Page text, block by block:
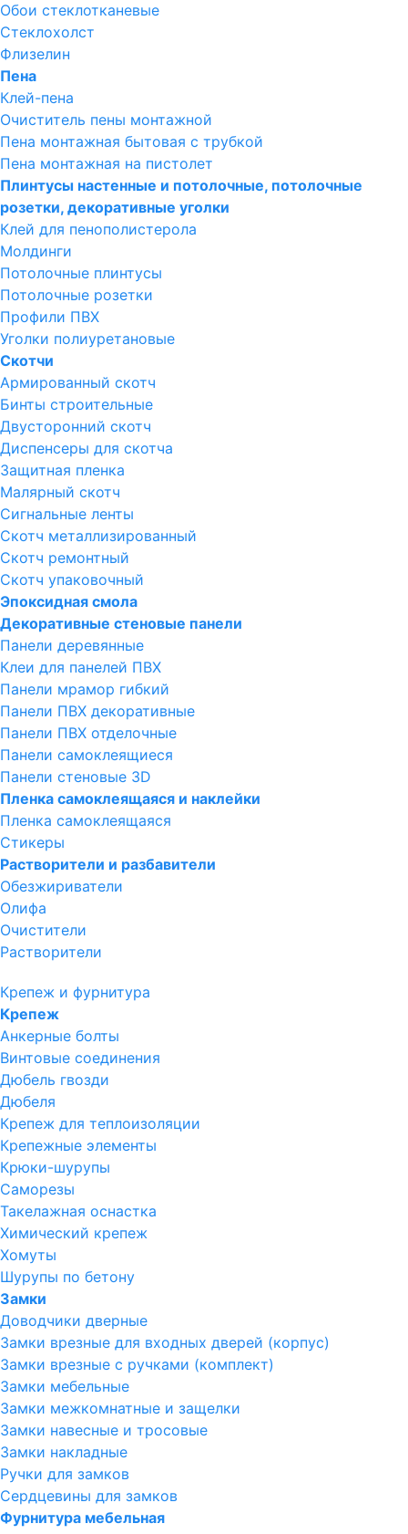
Обои стеклотканевые
Стеклохолст
Флизелин
Пена
Клей-пена
Очиститель пены монтажной
Пена монтажная бытовая с трубкой
Пена монтажная на пистолет
Плинтусы настенные и потолочные, потолочные
розетки, декоративные уголки
Клей для пенополистерола
Молдинги
Потолочные плинтусы
Потолочные розетки
Профили ПВХ
Уголки полиуретановые
Скотчи
Армированный скотч
Бинты строительные
Двусторонний скотч
Диспенсеры для скотча
Защитная пленка
Малярный скотч
Сигнальные ленты
Скотч металлизированный
Скотч ремонтный
Скотч упаковочный
Эпоксидная смола
Декоративные стеновые панели
Панели деревянные
Клеи для панелей ПВХ
Панели мрамор гибкий
Панели ПВХ декоративные
Панели ПВХ отделочные
Панели самоклеящиеся
Панели стеновые 3D
Пленка самоклеящаяся и наклейки
Пленка самоклеящаяся
Стикеры
Растворители и разбавители
Обезжириватели
Олифа
Очистители
Растворители
Крепеж и фурнитура
Крепеж
Анкерные болты
Винтовые соединения
Дюбель гвозди
Дюбеля
Крепеж для теплоизоляции
Крепежные элементы
Крюки-шурупы
Саморезы
Такелажная оснастка
Химический крепеж
Хомуты
Шурупы по бетону
Замки
Доводчики дверные
Замки врезные для входных дверей (корпус)
Замки врезные с ручками (комплект)
Замки мебельные
Замки межкомнатные и защелки
Замки навесные и тросовые
Замки накладные
Ручки для замков
Сердцевины для замков
Фурнитура мебельная